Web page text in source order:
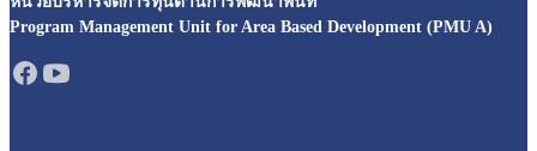
Program Management Unit for Area Based Development (PMU A)